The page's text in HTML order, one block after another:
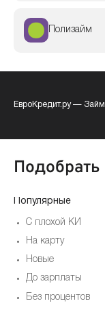
Полизайм
ЕвроКредит.ру—
Популярные
С плохой КИ
На карту
Новые
До зарплаты
Без процентов